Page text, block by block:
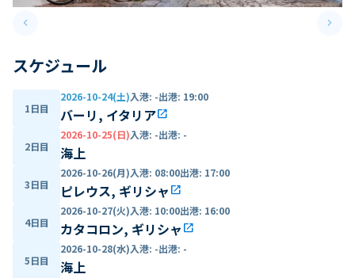
keyboard_arrow_leftPrevious slide keyboard_arrow_right
スケジュール
1日目
2026-10-24(土)入港: -出港: 19:00
バーリ, イタリアopen_in_new
2日目
2026-10-25(日)入港: -出港: -
海上
3日目
2026-10-26(月)入港: 08:00出港: 17:00
ピレウス, ギリシャ open_in_new
4日目
2026-10-27(火)入港: 10:00出港: 16:00
カタコロン, ギリシャ open_in_new
5日目
2026-10-28(水)入港: -出港: -
海上